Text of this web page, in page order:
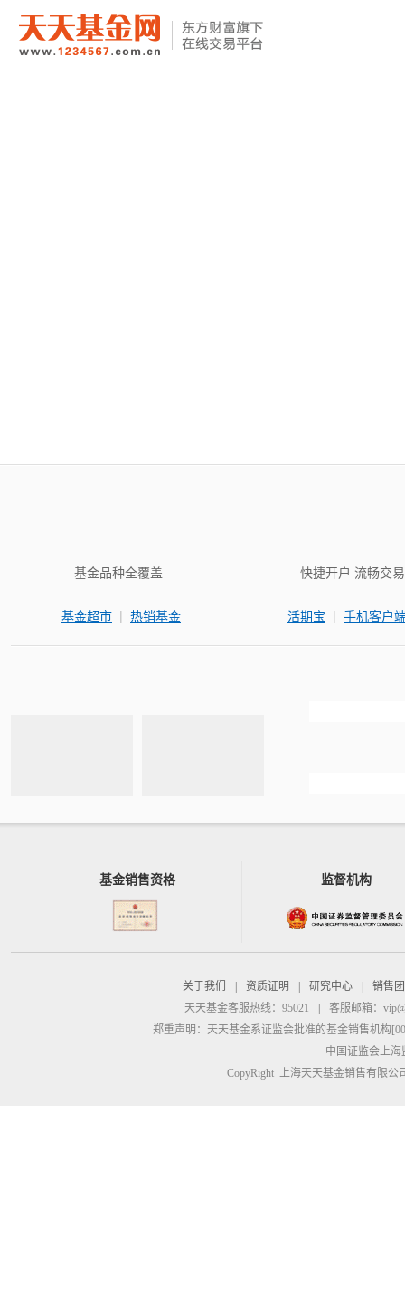
基金品种全覆盖
基金超市 | 热销基金
快捷开户 流畅交易
活期宝 | 手机客户
基金销售资格 监督机构
关于我们 资质证明 研究中心
销售
天天基金客服热线：95021
客服邮箱：
郑重声明： 天天基金系证监会批准的基金销售机构
中国证监会上
CopyRight 上海天天基金销售有限